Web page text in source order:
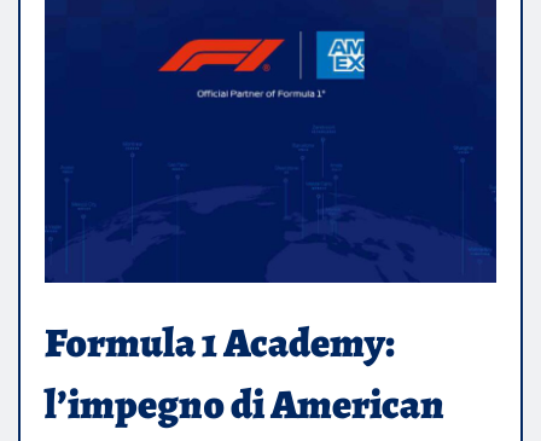
Formula 1 Academy:
l’impegno di American